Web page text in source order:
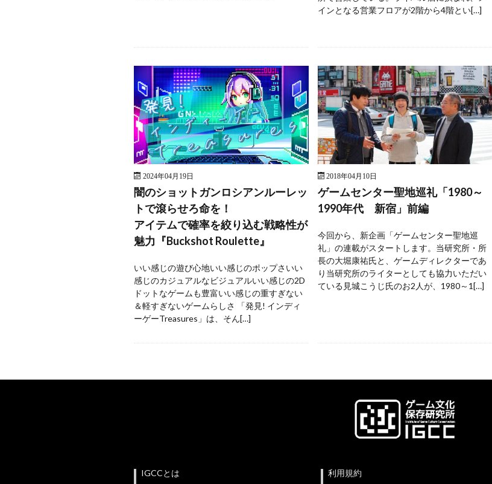
インとなる営業フロアが2階から4階とい[…]
2024年04月19日
闇のショットガンロシアンルーレッ
トで滾らせろ命を！
アイテムで確率を絞り込む戦略性が
魅力『Buckshot Roulette』
いい感じの遊び心地いい感じのポップさいい
感じのカジュアルなビジュアルいい感じの2D
ドットなゲームも豊富いい感じの重すぎない
＆軽すぎないゲームらしさ 「発見! インディ
ーゲーTreasures」は、そん[…]
2018年04月10日
ゲームセンター聖地巡礼「1980～
1990年代 新宿」前編
今回から、新企画「ゲームセンター聖地巡
礼」の連載がスタートします。当研究所・所
長の大堀康祐氏と、ゲームディレクターであ
り当研究所のライターとしても協力いただい
ている見城こうじ氏のお2人が、1980～1[…]
IGCCとは
利用規約